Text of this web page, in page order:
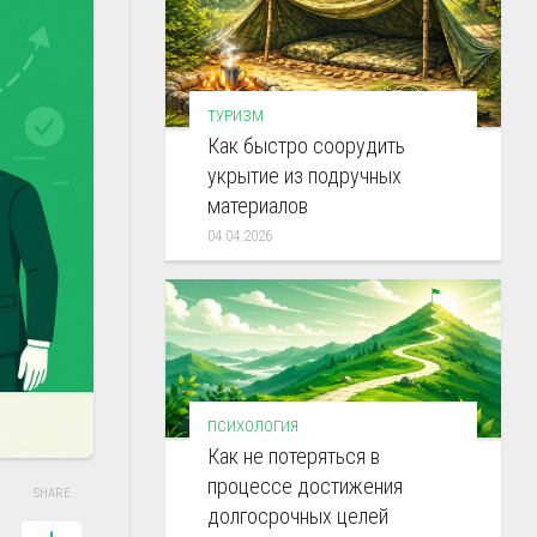
SHARE
ТУРИЗМ
Как быстро соорудить
укрытие из подручных
материалов
04.04.2026
ПСИХОЛОГИЯ
Как не потеряться в
процессе достижения
долгосрочных целей